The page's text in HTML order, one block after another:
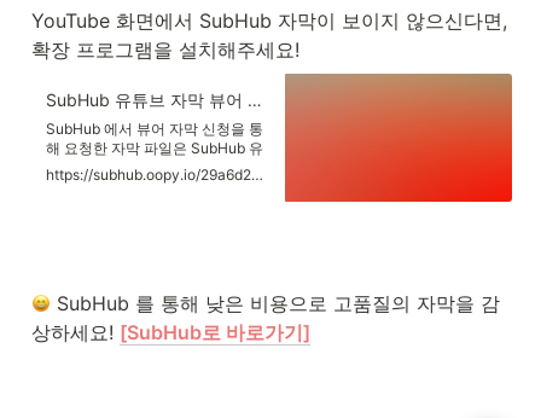
YouTube 화면에서 SubHub 자막이 보이지 않으신다면,
확장 프로그램을 설치해주세요!
SubHub 유튜브 자막 뷰어 설치 매뉴얼
SubHub 에서 뷰어 자막 신청을 통
해 요청한 자막 파일은 SubHub 유
튜브 자막 뷰어 (크롬 확장프로그
램)를 통해 보실 수 있습니다.
https://subhub.oopy.io/29a6d2a1-65c0-4a7a-95f3-95dd12ad07a6
SubHub 를 통해 낮은 비용으로 고품질의 자막을 감
상하세요! [SubHub로 바로가기]